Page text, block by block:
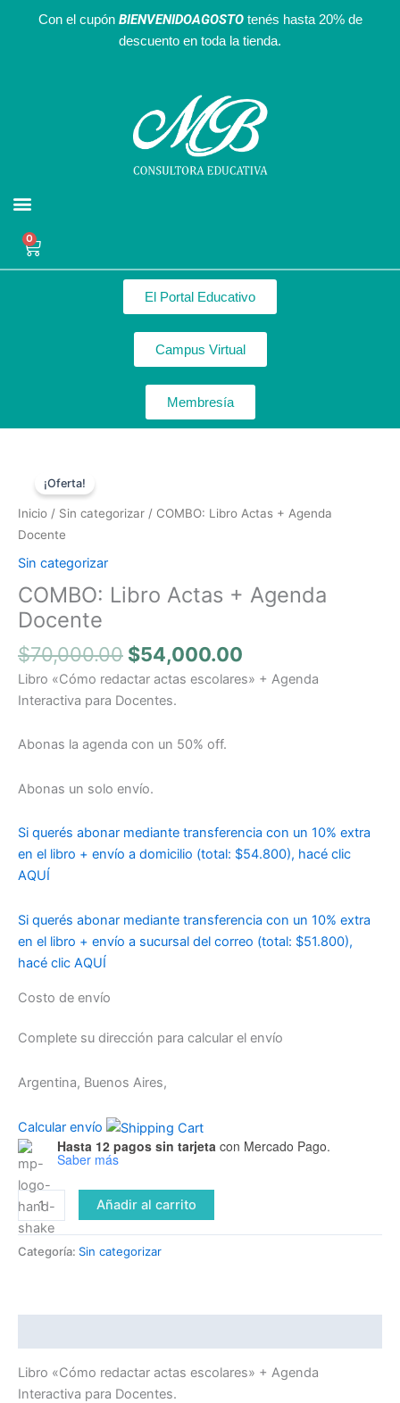
Con el cupón BIENVENIDOAGOSTO tenés hasta 20% de
descuento en toda la tienda.
0
Cart
El Portal Educativo
Campus Virtual
Membresía
¡Oferta!
Inicio / Sin categorizar / COMBO: Libro Actas + Agenda
Docente
Sin categorizar
COMBO: Libro Actas + Agenda
Docente
$70,000.00
original
$54,000.00
actual
Libro «Cómo redactar actas escolares» + Agenda
Interactiva para Docentes.
Abonas la agenda con un 50% off.
Abonas un solo envío.
Si querés abonar mediante transferencia con un 10% extra
en el libro + envío a domicilio (total: $54.800), hacé clic
AQUÍ
Si querés abonar mediante transferencia con un 10% extra
en el libro + envío a sucursal del correo (total: $51.800),
hacé clic AQUÍ
Costo de envío
Complete su dirección para calcular el envío
Argentina, Buenos Aires,
Calcular envío
Hasta 12 pagos sin tarjeta con Mercado Pago.
Saber más
Libro
Actas
+
Docente
cantidad
Añadir al carrito
Categoría: Sin categorizar
Libro «Cómo redactar actas escolares» + Agenda
Interactiva para Docentes.